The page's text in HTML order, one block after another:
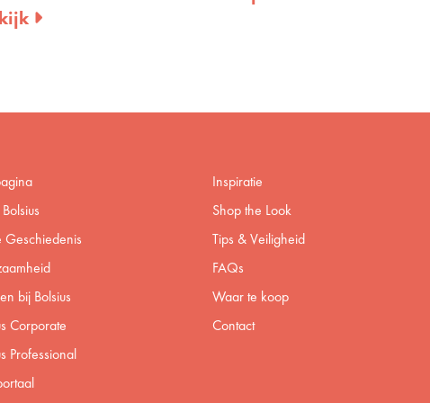
bij Bolsius
Corporate
Professional
Inspiratie
Shop the Look
Tips & Veiligheid
FAQs
Waar te koop
Contact